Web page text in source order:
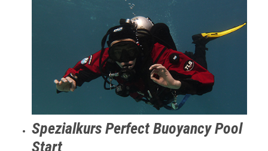
Spezialkurs Perfect Buoyancy Pool
Start